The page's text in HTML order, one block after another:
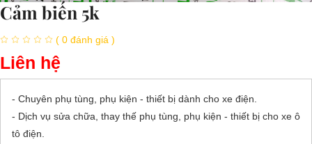
Cảm biến 5k
( 0 đánh giá )
Liên hệ
- Chuyên phụ tùng, phụ kiện - thiết bị dành cho xe điện.
- Dịch vụ sửa chữa, thay thế phụ tùng, phụ kiện - thiết bị cho xe ô
tô điện.